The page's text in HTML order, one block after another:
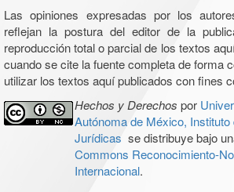
Las opiniones expresadas por los
reflejan la postura del editor de la
reproducción total o parcial de los textos
cuando se cite la fuente completa de forma
utilizar los textos aquí publicados con fines
Hechos y Derechos por
Autónoma de México,
Jurídicas se distribuye bajo
Commons Reconocimiento-
Internacional.